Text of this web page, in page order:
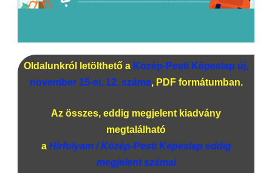
Oldalunkról letölthető a Közép-Pesti Képeslap új,
november 15-ei, 12. száma, PDF formátumban.
Az összes, eddig megjelent kiadvány
megtalálható
a Hírfolyam / Közép-Pesti Képeslap eddig
megjelent számai